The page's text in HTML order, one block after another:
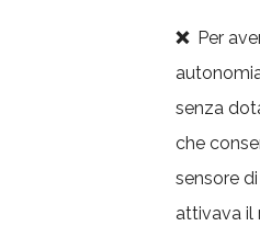
❌ Per
senza
che
sensore
attivava il